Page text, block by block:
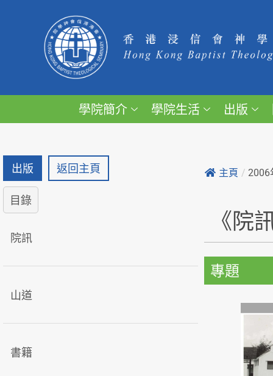
學院簡介 學院生活 出版
出版 返回主頁
目錄
院訊
山道
書籍
主頁 / 2006
《院
專題